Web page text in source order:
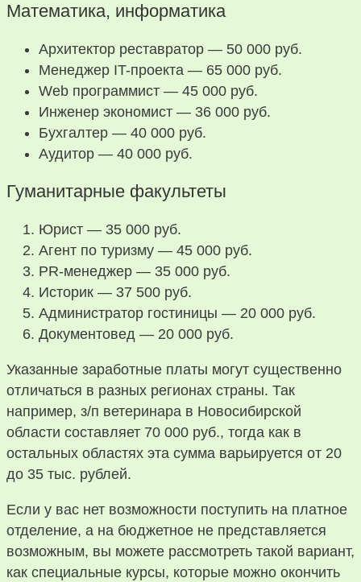
Математика, информатика
Архитектор реставратор — 50 000 руб.
Менеджер IT-проекта — 65 000 руб.
Web программист — 45 000 руб.
Инженер экономист — 36 000 руб.
Бухгалтер — 40 000 руб.
Аудитор — 40 000 руб.
Гуманитарные факультеты
Юрист — 35 000 руб.
Агент по туризму — 45 000 руб.
PR-менеджер — 35 000 руб.
Историк — 37 500 руб.
Администратор гостиницы — 20 000 руб.
Документовед — 20 000 руб.
Указанные заработные платы могут существенно
отличаться в разных регионах страны. Так
например, з/п ветеринара в Новосибирской
области составляет 70 000 руб., тогда как в
остальных областях эта сумма варьируется от 20
до 35 тыс. рублей.
Если у вас нет возможности поступить на платное
отделение, а на бюджетное не представляется
возможным, вы можете рассмотреть такой вариант,
как специальные курсы, которые можно окончить